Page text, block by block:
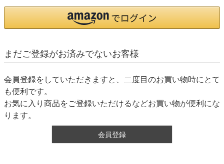
まだご登録がお済みでないお客様
会員登録をしていただきますと、二度目のお買い物時にとて
も便利です。
お気に入り商品をご登録いただけるなどお買い物が便利にな
ります。
会員登録